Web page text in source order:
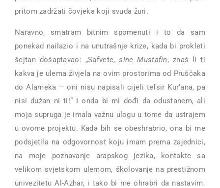
pritom zadržati čovjeka koji svuda žuri.
Naravno, smatram bitnim spomenuti i to da sam
ponekad nailazio i na unutrašnje krize, kada bi prokleti
šejtan došaptavao: „Safvete,sine Mustafin, znaš li ti
kakva je ulema živjela na ovim prostorima od Pruščaka
do Alameka – oni nisu napisali cijeli tefsir Kur’ana, pa
nisi dužan ni ti!“ I onda bi mi dođi da odustanem, ali
moja supruga je imala važnu ulogu u tome da ustrajem
u ovome projektu. Kada bih se obeshrabrio, ona bi me
podsjetila na odgovornost koju imam prema zajednici,
na moje poznavanje arapskog jezika, kontakte sa
velikom svjetskom ulemom, školovanje na prestižnom
univezitetu Al-Azhar, i tako bi me ohrabri da nastavim.